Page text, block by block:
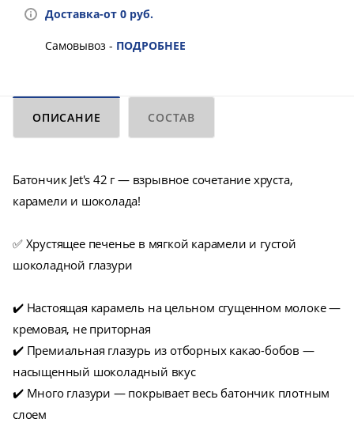
Доставка-от 0 руб.
Самовывоз - ПОДРОБНЕЕ
ОПИСАНИЕ СОСТАВ
Батончик Jet's 42 г — взрывное сочетание хруста,
карамели и шоколада!
✅ Хрустящее печенье в мягкой карамели и густой
шоколадной глазури
✔️ Настоящая карамель на цельном сгущенном молоке —
кремовая, не приторная
✔️ Премиальная глазурь из отборных какао-бобов —
насыщенный шоколадный вкус
✔️ Много глазури — покрывает весь батончик плотным
слоем